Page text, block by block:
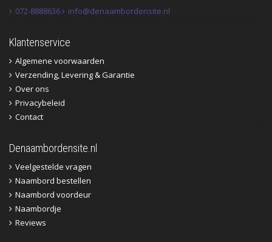
072-8888636 info@denaambordensite.nl
Klantenservice
Algemene voorwaarden
Verzending, Levering & Garantie
Over ons
Privacybeleid
Contact
Denaambordensite.nl
Veelgestelde vragen
Naambord bestellen
Naambord voordeur
Naambordje
Reviews